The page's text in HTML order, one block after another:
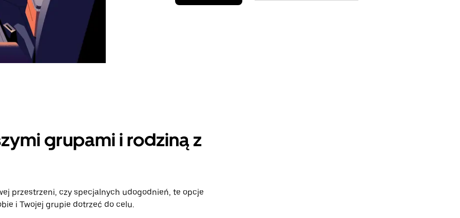
grupami i rodziną z
przestrzeni, czy specjalnych udogodnień, te opcje
i Twojej grupie dotrzeć do celu.